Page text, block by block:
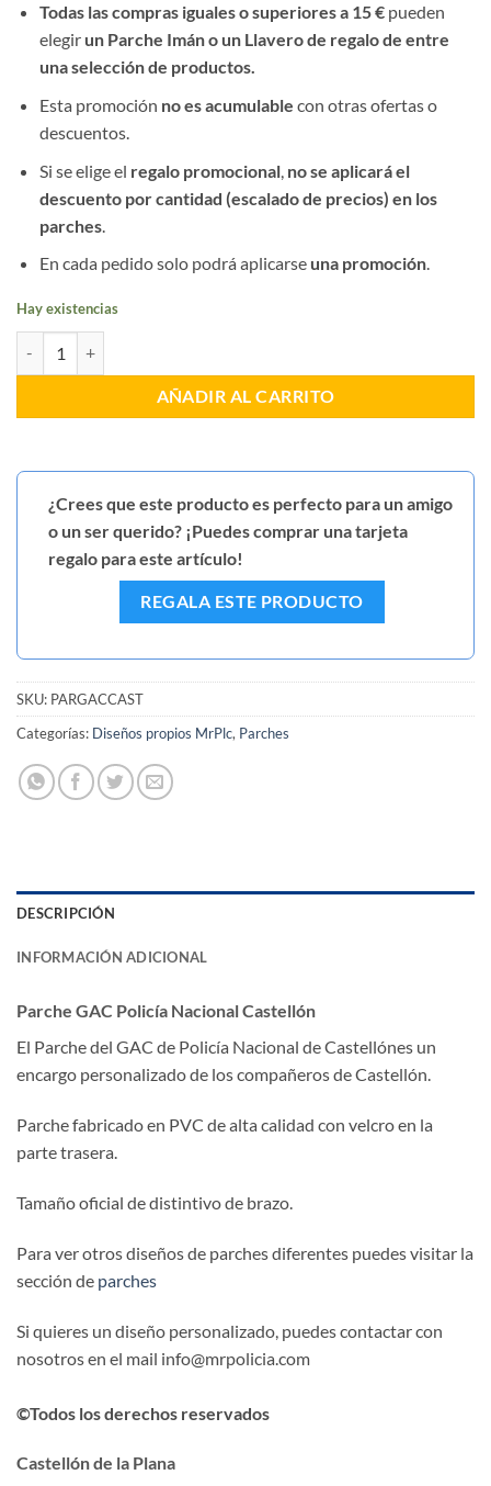
Todas las compras iguales o superiores a 15 €pueden
elegir un Parche Imán o un Llavero de regalo de entre
una selección de productos.
Esta promoción no es acumulable con otras ofertas o
descuentos.
Si se elige el regalo promocional, no se aplicará el
descuento por cantidad (escalado de precios) en los
parches.
En cada pedido solo podrá aplicarse una promoción.
Hay existencias
AÑADIR AL CARRITO
¿Crees que este producto es perfecto para un amigo
o un ser querido? ¡Puedes comprar una tarjeta
regalo para este artículo!
REGALA ESTE PRODUCTO
SKU: PARGACCAST
Categorías: Diseños propios MrPlc, Parches
DESCRIPCIÓN
INFORMACIÓN ADICIONAL
Parche GAC Policía Nacional Castellón
El Parche del GAC de Policía Nacional de Castellónes un
encargo personalizado de los compañeros de Castellón.
Parche fabricado en PVC de alta calidad con velcro en la
parte trasera.
Tamaño oficial de distintivo de brazo.
Para ver otros diseños de parches diferentes puedes visitar la
sección de parches
Si quieres un diseño personalizado, puedes contactar con
nosotros en el mail info@mrpolicia.com
©Todos los derechos reservados
Castellón de la Plana